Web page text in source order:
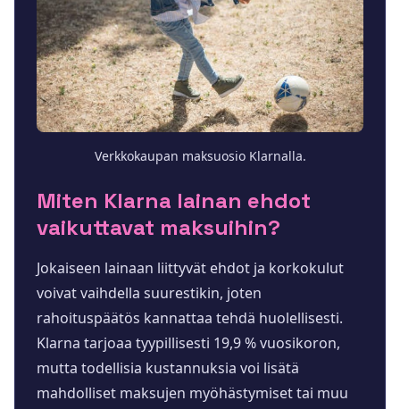
Verkkokaupan maksuosio Klarnalla.
Miten Klarna lainan ehdot
vaikuttavat maksuihin?
Jokaiseen lainaan liittyvät ehdot ja korkokulut
voivat vaihdella suurestikin, joten
rahoituspäätös kannattaa tehdä huolellisesti.
Klarna tarjoaa tyypillisesti 19,9 % vuosikoron,
mutta todellisia kustannuksia voi lisätä
mahdolliset maksujen myöhästymiset tai muu